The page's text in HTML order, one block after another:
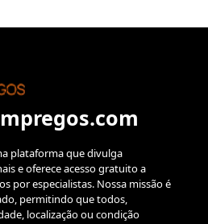
plataforma que divulga
e oferece acesso gratuito a
por especialistas. Nossa missão é
permitindo que todos,
localização ou condição